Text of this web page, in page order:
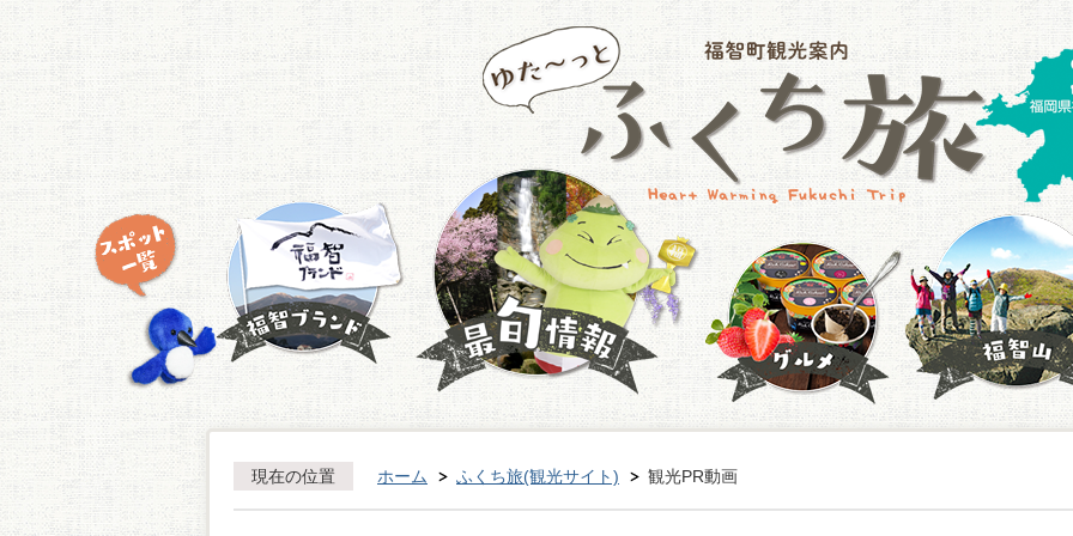
現在の位置 ホーム ふくち旅(観光サイト) 観光PR動画